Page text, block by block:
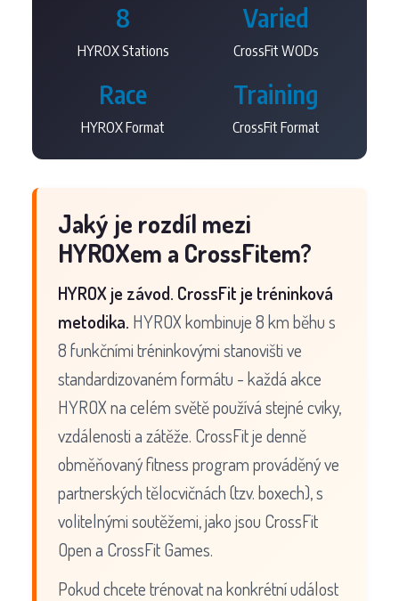
8
HYROX Stations
Varied
CrossFit WODs
Race
HYROX Format
Training
CrossFit Format
Jaký je rozdíl mezi
HYROXem a CrossFitem?
HYROX je závod. CrossFit je tréninková
metodika. HYROX kombinuje 8 km běhu s
8 funkčními tréninkovými stanovišti ve
standardizovaném formátu - každá akce
HYROX na celém světě používá stejné cviky,
vzdálenosti a zátěže. CrossFit je denně
obměňovaný fitness program prováděný ve
partnerských tělocvičnách (tzv. boxech), s
volitelnými soutěžemi, jako jsou CrossFit
Open a CrossFit Games.
Pokud chcete trénovat na konkrétní událost